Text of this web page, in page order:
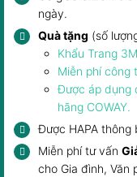
ngày.
Quà tặng (số
Khẩu Trang 3M
Miễn phí công
Được áp dụng
hãng COWAY.
Được HAPA thông
Miễn phí tư vấn
cho Gia đình, Văn